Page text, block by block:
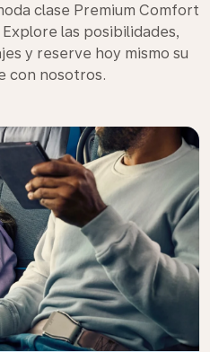
clase Premium Comfort
las posibilidades,
y reserve hoy mismo su
con nosotros.